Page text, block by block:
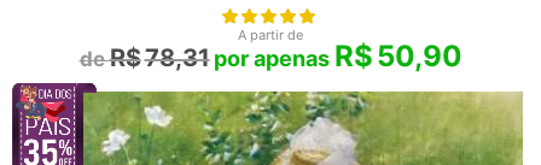
A partir de
R$78,31 R$50,90